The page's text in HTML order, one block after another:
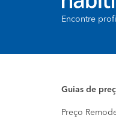
Encontre
Guias de
Preço